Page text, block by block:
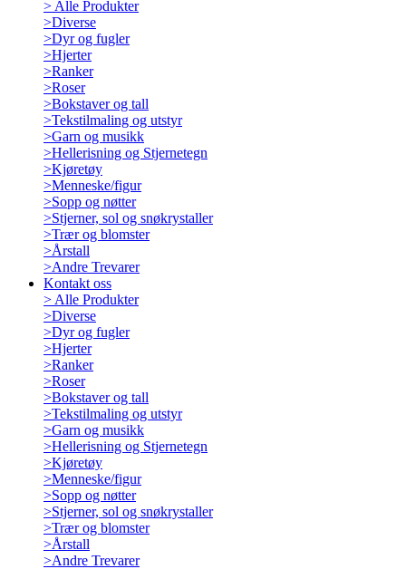
> Alle Produkter
>Diverse
>Dyr og fugler
>Hjerter
>Ranker
>Roser
>Bokstaver og tall
>Tekstilmaling og utstyr
>Garn og musikk
>Hellerisning og Stjernetegn
>Kjøretøy
>Menneske/figur
>Sopp og nøtter
>Stjerner, sol og snøkrystaller
>Trær og blomster
>Årstall
>Andre Trevarer
Kontakt oss
> Alle Produkter
>Diverse
>Dyr og fugler
>Hjerter
>Ranker
>Roser
>Bokstaver og tall
>Tekstilmaling og utstyr
>Garn og musikk
>Hellerisning og Stjernetegn
>Kjøretøy
>Menneske/figur
>Sopp og nøtter
>Stjerner, sol og snøkrystaller
>Trær og blomster
>Årstall
>Andre Trevarer